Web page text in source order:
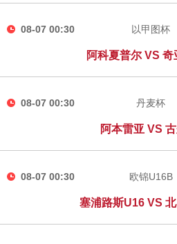
08-07 00:30 以甲图杯
阿科夏普尔 VS 奇
08-07 00:30 丹麦杯
阿本雷亚 VS
08-07 00:30 欧锦U16B
塞浦路斯U16 VS